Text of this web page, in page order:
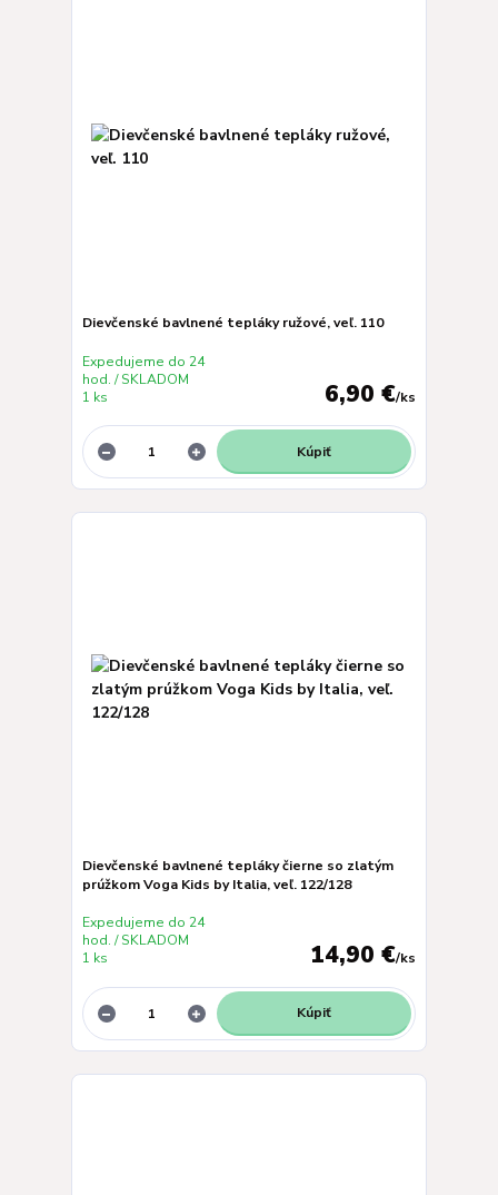
Dievčenské bavlnené tepláky ružové, veľ. 110
6,90 €/ks
Expedujeme do 24
hod. / SKLADOM
1 ks
Kúpiť
Dievčenské bavlnené tepláky čierne so zlatým
prúžkom Voga Kids by Italia, veľ. 122/128
14,90 €/ks
Expedujeme do 24
hod. / SKLADOM
1 ks
Kúpiť